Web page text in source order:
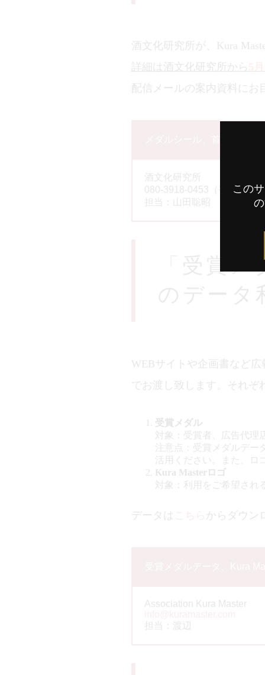
酒文化研究所が、Kura
詳細は酒文化研究所から 5
配信メールの案内資料にお
酒文化研究所
080-3918-0453（平日10時
担当：山田聡昭
「受賞
WEBサイトや企画書など
でお渡し致します。それ
受賞メダル
対象：受賞者、広告代理
注意点：受賞メダルデー
活用ください。また、ロ
Kura Masterロゴ
対象：利用をご希望され
データは からダウン
Association Kura Master
担当：渡辺
この